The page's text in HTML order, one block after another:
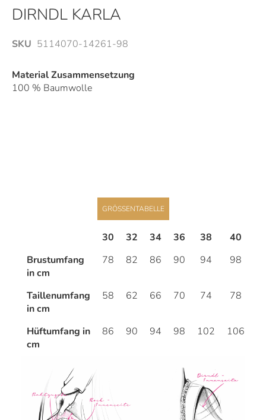
DIRNDL KARLA
SKU 5114070-14261-98
Material Zusammensetzung
100 % Baumwolle
Anfang
der
Bildergalerie
springen
GRÖSSENTABELLE
30 32 34 36 38 40
Brustumfang
in cm
78 82 86 90 94 98
Taillenumfang
in cm
58 62 66 70 74 78
Hüftumfang in
cm
86 90 94 98 102 106